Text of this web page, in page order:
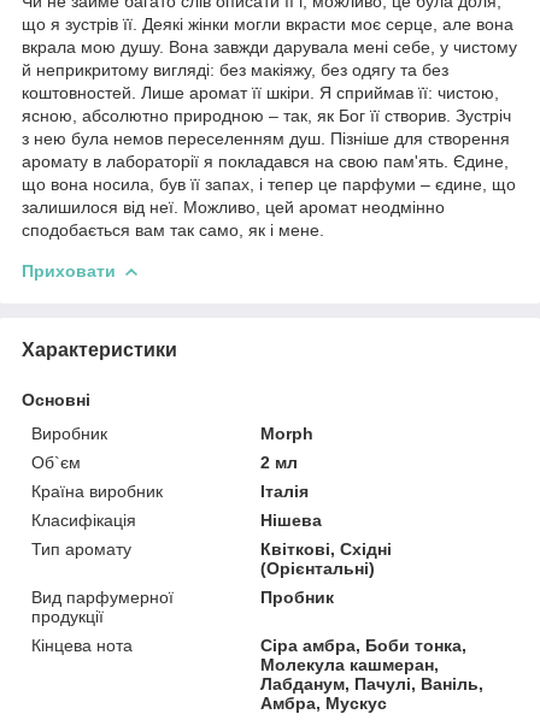
що я зустрів її. Деякі жінки могли вкрасти моє серце, але вона
вкрала мою душу. Вона завжди дарувала мені себе, у чистому
й неприкритому вигляді: без макіяжу, без одягу та без
коштовностей. Лише аромат її шкіри. Я сприймав її: чистою,
ясною, абсолютно природною – так, як Бог її створив. Зустріч
з нею була немов переселенням душ. Пізніше для створення
аромату в лабораторії я покладався на свою пам'ять. Єдине,
що вона носила, був її запах, і тепер це парфуми – єдине, що
залишилося від неї. Можливо, цей аромат неодмінно
сподобається вам так само, як і мене.
Приховати
Характеристики
Основні
Виробник
Morph
Об`єм
2 мл
Країна виробник
Італія
Класифікація
Нішева
Тип аромату
Квіткові, Східні
(Орієнтальні)
Вид парфумерної
продукції
Пробник
Кінцева нота
Сіра амбра, Боби тонка,
Молекула кашмеран,
Лабданум, Пачулі, Ваніль,
Амбра, Мускус